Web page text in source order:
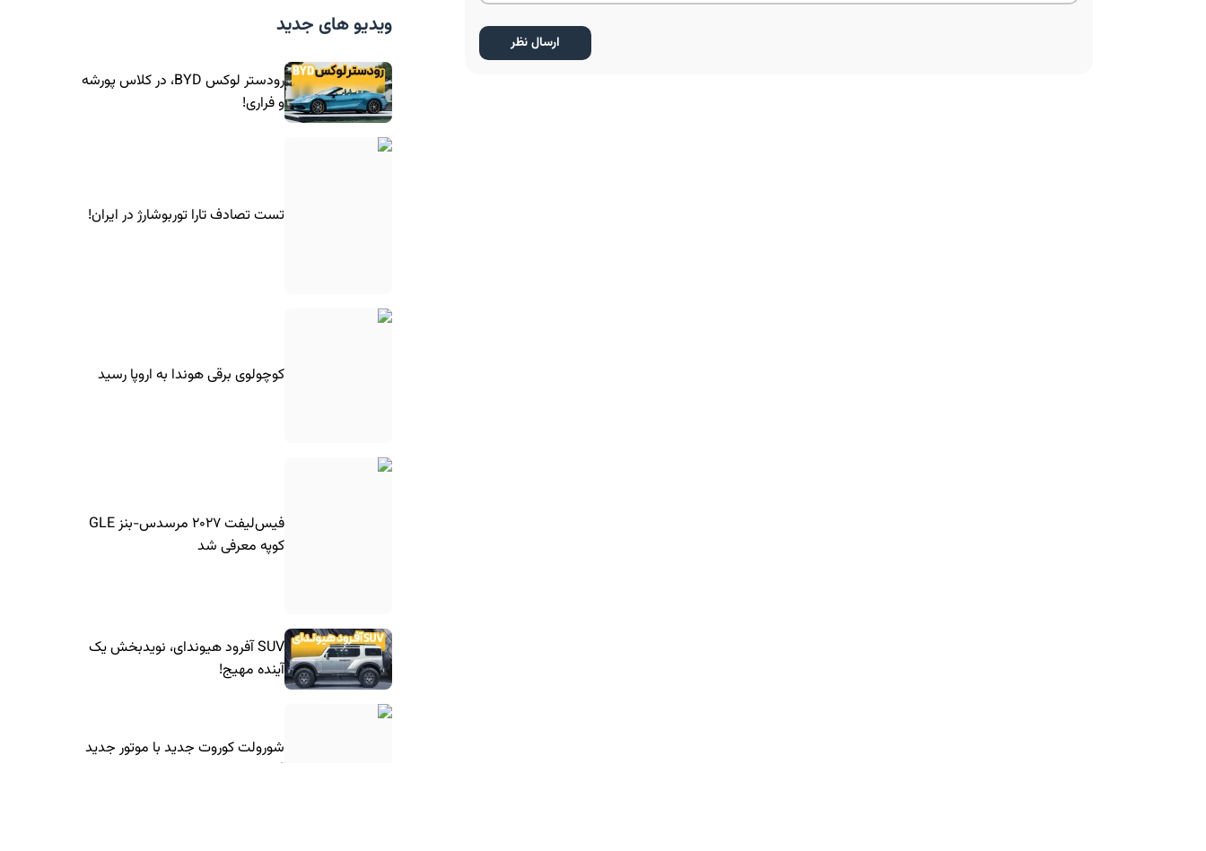
ویدیو های جدید
رودستر لوکس BYD، در کلاس پورشه
و فراری!
تست تصادف تارا توربوشارژ در ایران!
کوچولوی برقی هوندا به اروپا رسید
فیس‌لیفت ۲۰۲۷ مرسدس-بنز GLE
کوپه معرفی شد
SUV آفرود هیوندای، نویدبخش یک
آینده مهیج!
شورولت کوروت جدید با موتور جدید